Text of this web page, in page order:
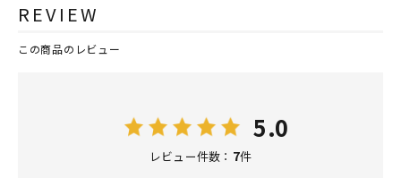
REVIEW
この商品のレビュー
5.0
レビュー件数： 7件